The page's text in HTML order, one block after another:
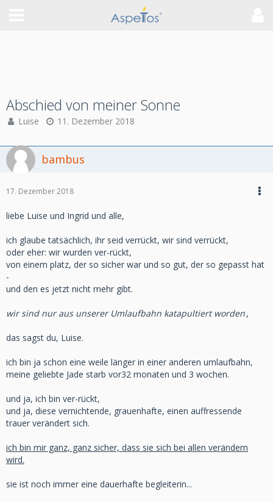
Abschied von meiner Sonne
Luise 11. Dezember 2018
bambus
17. Dezember 2018
liebe Luise und Ingrid und alle,
ich glaube tatsächlich, ihr seid verrückt, wir sind verrückt,
oder eher: wir wurden ver-rückt,
von einem platz, der so sicher war und so gut, der so gepasst hat
-
und den es jetzt nicht mehr gibt.
wir sind nur aus unserer Umlaufbahn katapultiert worden,
das sagst du, Luise.
ich bin ja schon eine weile länger in einer anderen umlaufbahn,
meine geliebte Jade starb vor32 monaten und 3 wochen.
und ja, ich bin ver-rückt,
und ja, diese vernichtende, grauenhafte, einen auffressende
trauer verändert sich.
ich bin mir ganz, ganz sicher, dass sie sich bei allen verändern
wird.
sie ist noch immer eine dauerhafte begleiterin...